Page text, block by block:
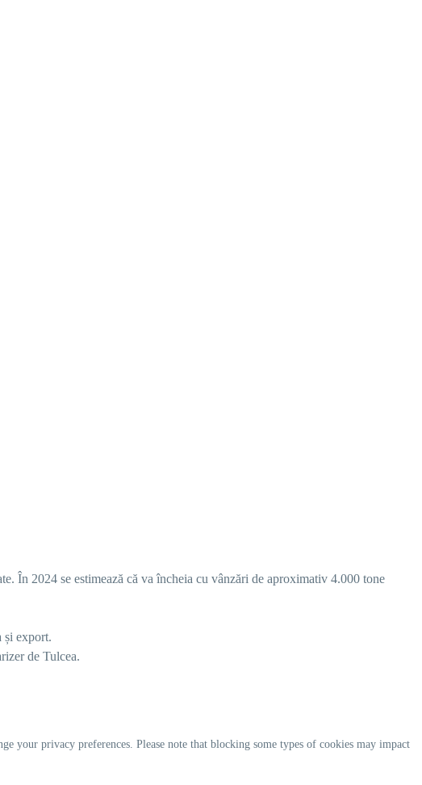
În 2024 se estimează că va încheia cu vânzări de aproximativ 4.000 tone
și export.
de Tulcea.
privacy preferences. Please note that blocking some types of cookies may impact